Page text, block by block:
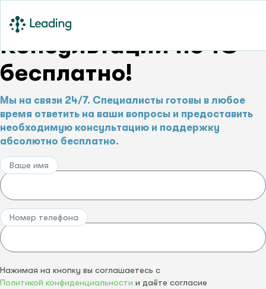
Консультации по 1С –
бесплатно!
Мы на связи 24/7. Специалисты готовы в любое
время ответить на ваши вопросы и предоставить
необходимую консультацию и поддержку
абсолютно бесплатно.
Ваше имя
Номер телефона
Нажимая на кнопку вы соглашаетесь с
Политикой конфиденциальности и даёте согласие